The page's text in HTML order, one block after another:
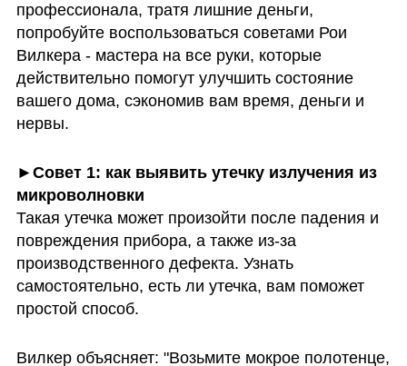
профессионала, тратя лишние деньги,
попробуйте воспользоваться советами Рои
Вилкера - мастера на все руки, которые
действительно помогут улучшить состояние
вашего дома, сэкономив вам время, деньги и
нервы.
►Совет 1: как выявить утечку излучения из
Такая утечка может произойти после падения и
повреждения прибора, а также из-за
производственного дефекта. Узнать
самостоятельно, есть ли утечка, вам поможет
простой способ.
Вилкер объясняет: "Возьмите мокрое полотенце,